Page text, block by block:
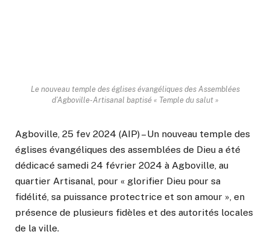
Le nouveau temple des églises évangéliques des Assemblées
d’Agboville-Artisanal baptisé « Temple du salut »
Agboville, 25 fev 2024 (AIP) – Un nouveau temple des
églises évangéliques des assemblées de Dieu a été
dédicacé samedi 24 février 2024 à Agboville, au
quartier Artisanal, pour « glorifier Dieu pour sa
fidélité, sa puissance protectrice et son amour », en
présence de plusieurs fidèles et des autorités locales
de la ville.